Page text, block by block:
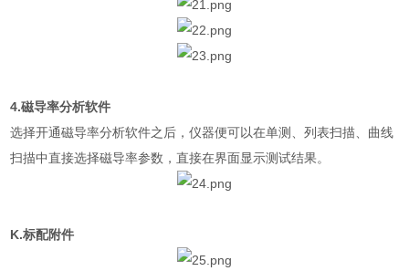
4.磁导率分析软件
选择开通磁导率分析软件之后，仪器便可以在单测、列表扫描、曲线
扫描中直接选择磁导率参数，直接在界面显示测试结果。
K.标配附件